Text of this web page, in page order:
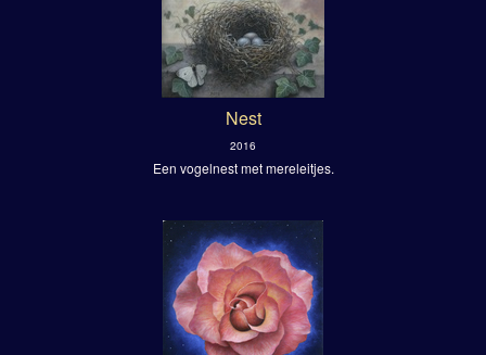
Nest
2016
Een vogelnest met mereleitjes.